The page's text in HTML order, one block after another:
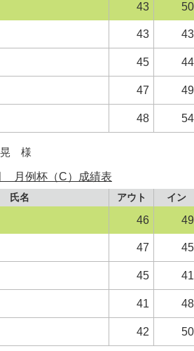
43 50
43 43
45 44
47 49
48 54
晃 様
月例杯（C）成績表
氏名 アウト イン
46 49
47 45
45 41
41 48
42 50